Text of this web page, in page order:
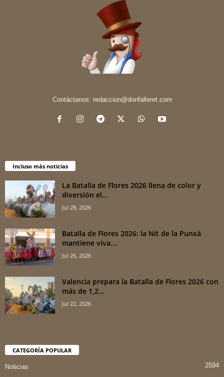
Contáctanos: redaccion@donfalleret.com
Incluso más noticias
La Batalla de Flores 2026 llena de color y
diversión el...
Jul 28, 2026
Batalla de Flores 2026: la Nit de la Punxà
mantiene viva...
Jul 26, 2026
Valencia prepara la Batalla de Flores 2026 con
más de 1,2...
Jul 22, 2026
CATEGORÍA POPULAR
Noticias
2594